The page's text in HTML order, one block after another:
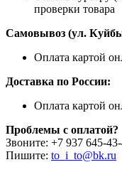
проверки товара
Самовывоз (ул.
Оплата картой
Доставка по России:
Оплата картой
Проблемы с оплатой?
Звоните: +7 937 645-
Пишите: to_i_to@bk.ru